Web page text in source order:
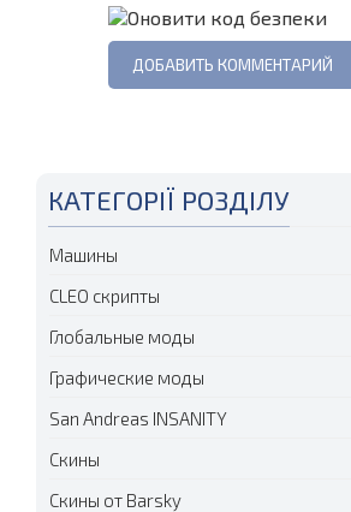
КАТЕГОРІЇ РОЗДІЛУ
Машины
CLEO скрипты
Глобальные моды
Графические моды
San Andreas INSANITY
Скины
Скины от Barsky